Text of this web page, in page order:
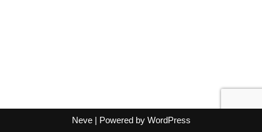
Neve| Powered by WordPress